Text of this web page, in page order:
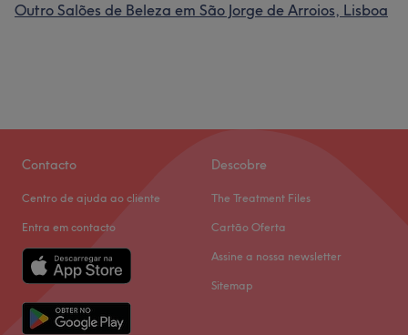
Outro Salões de Beleza em São Jorge de Arroios, Lisboa
Contacto
Centro de ajuda ao cliente
Entra em contacto
Descobre
The Treatment Files
Cartão Oferta
Assine a nossa newsletter
Sitemap